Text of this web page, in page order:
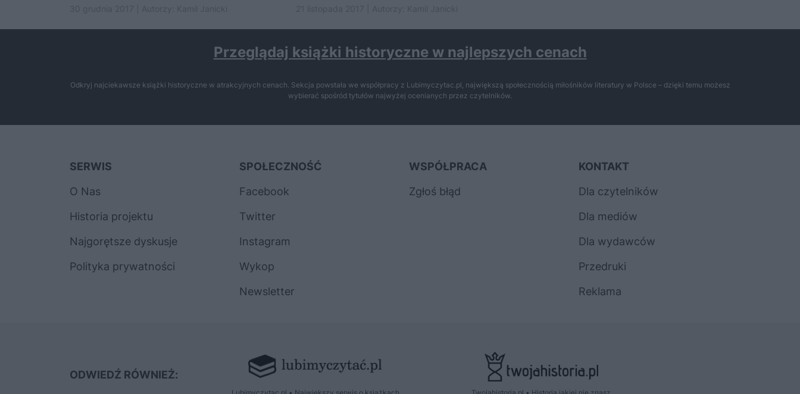
Przeglądaj książki historyczne w najlepszych cenach
Odkryj najciekawsze książki historyczne w atrakcyjnych cenach. Sekcja powstała we współpracy z Lubimyczytac.pl, największą społecznością miłośników literatury w Polsce – dzięki temu możesz
wybierać spośród tytułów najwyżej ocenianych przez czytelników.
SERWIS
O Nas
Historia projektu
Najgorętsze dyskusje
Polityka prywatności
SPOŁECZNOŚĆ
Facebook
Twitter
Instagram
Wykop
Newsletter
WSPÓŁPRACA
Zgłoś błąd
KONTAKT
Dla czytelników
Dla mediów
Dla wydawców
Przedruki
Reklama
ODWIEDŹ RÓWNIEŻ:
Lubimyczytac.pl • Największy serwis o książkach Twojahistoria.pl • Historia jakiej nie znasz